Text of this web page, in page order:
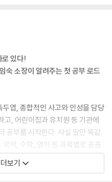
감, 한계와 통제
방법, 놀이와 심리 기법
조절력 놀이 7가지
법
력 키우기
에 아이에게 한글과 수학을 가르
말하는 능력을 키워주고 싶다는
, 중요한 전제 조건이 있다. 정서
방법이어야 한다. 잘 놀면서 좋
켜야 하는 것이다.
매우 중요한 역할을 한다. 알게
이는 데 연결 다리 역할을 해주기
보면, 기존의 지식이 있어야 새로
어 기억 속에 저장된다. 만약 전혀
이의 두뇌에 자리 잡기 위해서는
있다!
숙 소장이 알려주는 첫 공부 로드
엽, 종합적인 사고와 인성을 담당
고, 어린이집과 유치원 등 기관에
공부를 시작한다. 사실 말만 똑같
어, 수학, 영어 등 과목별로 꼼꼼
있고, 이때는 노는 게 공부라며 아
는 부모도 있다. ‘이렇게 가르치
보기